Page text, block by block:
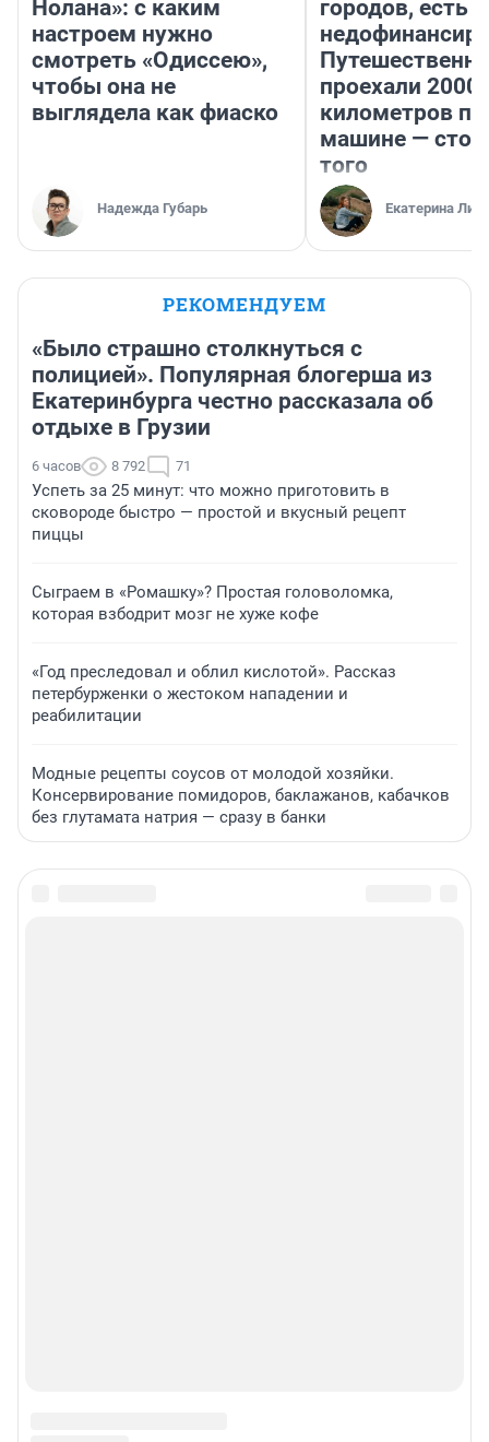
Нолана»: с каким
настроем нужно
смотреть «Одиссею»,
чтобы она не
выглядела как фиаско
Надежда Губарь
городов, есть
проехали 2000
километров по
машине —
того
Екатерина
РЕКОМЕНДУЕМ
«Было страшно столкнуться с
полицией». Популярная блогерша из
Екатеринбурга честно рассказала об
отдыхе в Грузии
6 часов 8 792 71
Успеть за 25 минут: что можно приготовить в
сковороде быстро — простой и вкусный рецепт
пиццы
Сыграем в «Ромашку»? Простая головоломка,
которая взбодрит мозг не хуже кофе
«Год преследовал и облил кислотой». Рассказ
петербурженки о жестоком нападении и
реабилитации
Модные рецепты соусов от молодой хозяйки.
Консервирование помидоров, баклажанов, кабачков
без глутамата натрия — сразу в банки